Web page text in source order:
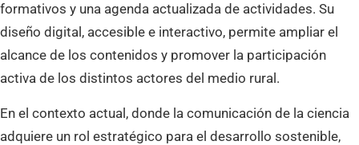
formativos y una agenda actualizada de actividades. Su
diseño digital, accesible e interactivo, permite ampliar el
alcance de los contenidos y promover la participación
activa de los distintos actores del medio rural.
En el contexto actual, donde la comunicación de la ciencia
adquiere un rol estratégico para el desarrollo sostenible,